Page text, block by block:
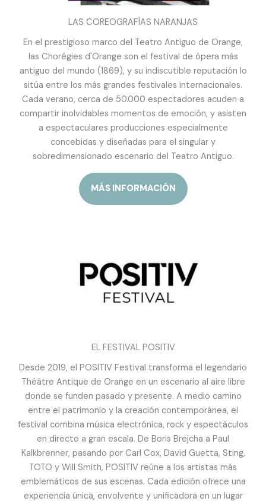
LAS COREOGRAFÍAS NARANJAS
En el prestigioso marco del Teatro Antiguo de Orange,
las Chorégies d'Orange son el festival de ópera más
antiguo del mundo (1869), y su indiscutible reputación lo
sitúa entre los más grandes festivales internacionales.
Cada verano, cerca de 50.000 espectadores acuden a
compartir inolvidables momentos de emoción, y asisten
a espectaculares producciones especialmente
concebidas y diseñadas para el singular y
sobredimensionado escenario del Teatro Antiguo.
MÁS INFORMACIÓN
EL FESTIVAL POSITIV
Desde 2019, el POSITIV Festival transforma el legendario
Théâtre Antique de Orange en un escenario al aire libre
donde se funden pasado y presente. A medio camino
entre el patrimonio y la creación contemporánea, el
festival combina música electrónica, rock y espectáculos
en directo a gran escala. De Boris Brejcha a Paul
Kalkbrenner, pasando por Carl Cox, David Guetta, Sting,
TOTO y Will Smith, POSITIV reúne a los artistas más
emblemáticos de sus escenas. Cada edición ofrece una
experiencia única, envolvente y unificadora en un lugar